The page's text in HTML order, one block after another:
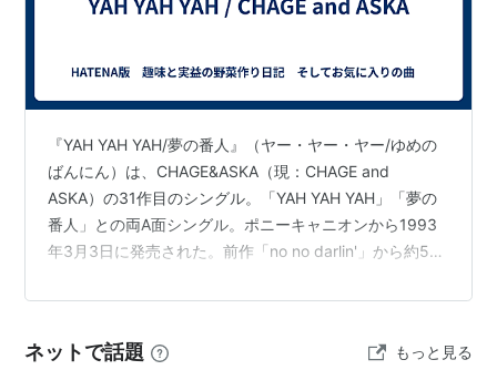
『YAH YAH YAH/夢の番人』（ヤー・ヤー・ヤー/ゆめの
ばんにん）は、CHAGE&ASKA（現：CHAGE and
ASKA）の31作目のシングル。「YAH YAH YAH」「夢の
番人」との両A面シングル。ポニーキャニオンから1993
年3月3日に発売された。前作「no no darlin'」から約5か
のみがA面として扱われているが、オリコンでは「YAH
る。また、CDジャケットでも両A面シングルで表記され
ネットで話題 もっと見る